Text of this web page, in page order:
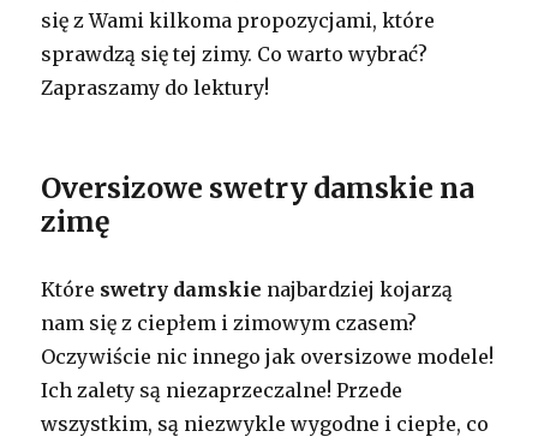
się z Wami kilkoma propozycjami, które
sprawdzą się tej zimy. Co warto wybrać?
Zapraszamy do lektury!
Oversizowe swetry damskie na
zimę
Które swetry damskie najbardziej kojarzą
nam się z ciepłem i zimowym czasem?
Oczywiście nic innego jak oversizowe modele!
Ich zalety są niezaprzeczalne! Przede
wszystkim, są niezwykle wygodne i ciepłe, co